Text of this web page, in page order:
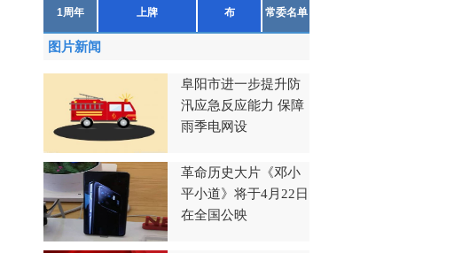
1周年
上牌
布
常委名单
图片新闻
阜阳市进一步提升防
汛应急反应能力 保障
雨季电网设
革命历史大片《邓小
平小道》将于4月22日
在全国公映